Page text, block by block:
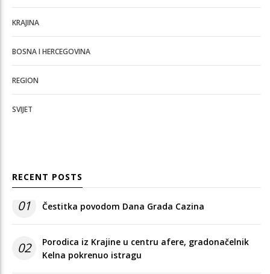
KRAJINA
BOSNA I HERCEGOVINA
REGION
SVIJET
RECENT POSTS
01 Čestitka povodom Dana Grada Cazina
02
Porodica iz Krajine u centru afere, gradonačelnik
Kelna pokrenuo istragu